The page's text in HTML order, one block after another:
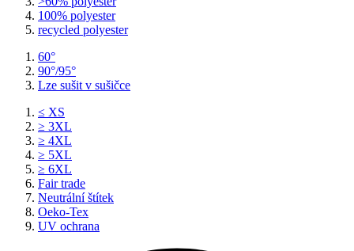
100% polyester
recycled polyester
60°
90°/95°
Lze sušit v sušičce
≤ XS
≥ 3XL
≥ 4XL
≥ 5XL
≥ 6XL
Fair trade
Neutrální štítek
Oeko-Tex
UV ochrana